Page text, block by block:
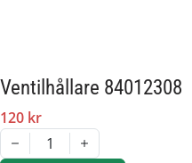
Ventilhållare 84012308
120 kr
1